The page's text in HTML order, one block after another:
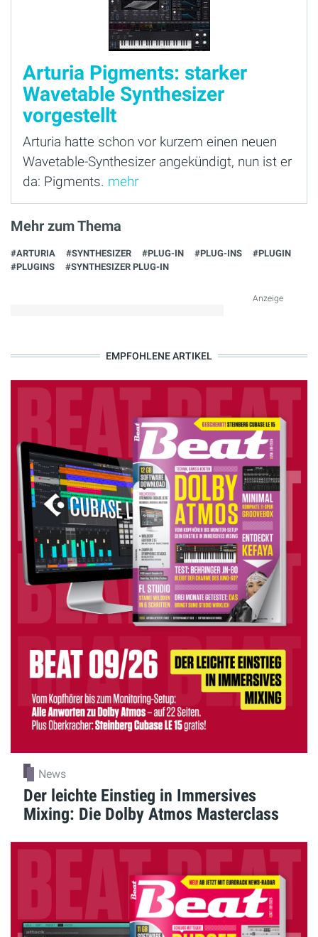
Arturia Pigments: starker
Wavetable Synthesizer
vorgestellt
Arturia hatte schon vor kurzem einen neuen
Wavetable-Synthesizer angekündigt, nun ist er
da: Pigments. mehr
Mehr zum Thema
#ARTURIA #SYNTHESIZER #PLUG-IN #PLUG-INS
#PLUGIN
#PLUGINS
#SYNTHESIZER PLUG-IN
Anzeige
EMPFOHLENE ARTIKEL
News
Der leichte Einstieg in Immersives
Mixing: Die Dolby Atmos Masterclass